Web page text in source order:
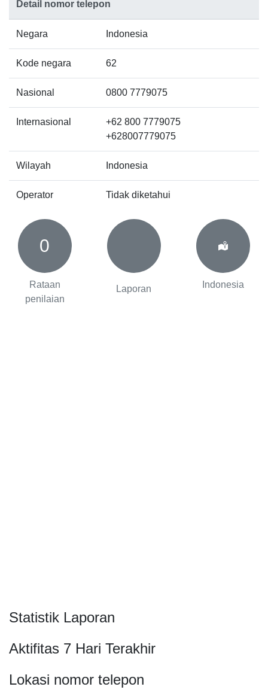
Detail nomor telepon
Negara Indonesia
Kode negara 62
Nasional 0800 7779075
Internasional
+62 800 7779075
+628007779075
Wilayah Indonesia
Operator Tidak diketahui
0
Rataan
penilaian
Laporan Indonesia
Statistik Laporan
Aktifitas 7 Hari Terakhir
Lokasi nomor telepon